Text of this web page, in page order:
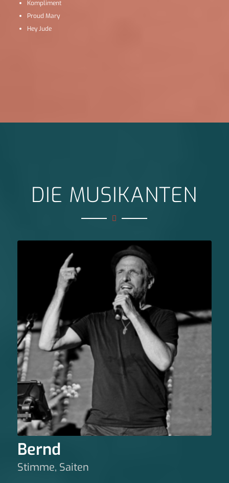
Kompliment
Proud Mary
Hey Jude
DIE MUSIKANTEN
Bernd
Stimme, Saiten